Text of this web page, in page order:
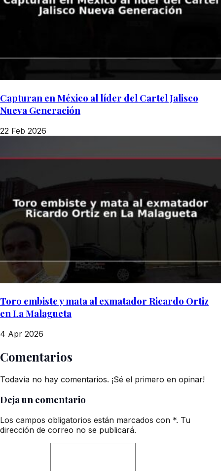
Capturan en México al líder del Cartel Jalisco
Nueva Generación
22 Feb 2026
Toro embiste y mata al exmatador Ricardo Ortiz
en La Malagueta
4 Apr 2026
Comentarios
Todavía no hay comentarios. ¡Sé el primero en opinar!
Deja un comentario
Los campos obligatorios están marcados con *. Tu
dirección de correo no se publicará.